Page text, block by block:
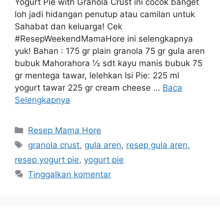
loh jadi hidangan penutup atau camilan untuk
Sahabat dan keluarga! Cek
#ResepWeekendMamaHore ini selengkapnya
yuk! Bahan : 175 gr plain granola 75 gr gula aren
bubuk Mahorahora ½ sdt kayu manis bubuk 75
gr mentega tawar, lelehkan Isi Pie: 225 ml
yogurt tawar 225 gr cream cheese … Baca
Selengkapnya
Resep Mama Hore
granola crust, gula aren, resep gula aren,
resep yogurt pie, yogurt pie
Tinggalkan komentar